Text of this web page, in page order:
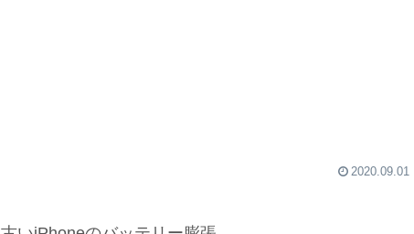
2020.09.01